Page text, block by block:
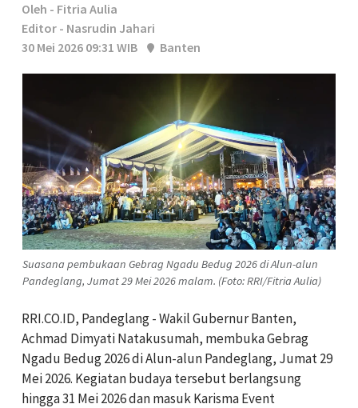
Oleh - Fitria Aulia
Editor - Nasrudin Jahari
30 Mei 2026 09:31 WIB
Banten
Suasana pembukaan Gebrag Ngadu Bedug 2026 di Alun-alun
Pandeglang, Jumat 29 Mei 2026 malam. (Foto: RRI/Fitria Aulia)
RRI.CO.ID, Pandeglang - Wakil Gubernur Banten,
Achmad Dimyati Natakusumah, membuka Gebrag
Ngadu Bedug 2026 di Alun-alun Pandeglang, Jumat 29
Mei 2026. Kegiatan budaya tersebut berlangsung
hingga 31 Mei 2026 dan masuk Karisma Event